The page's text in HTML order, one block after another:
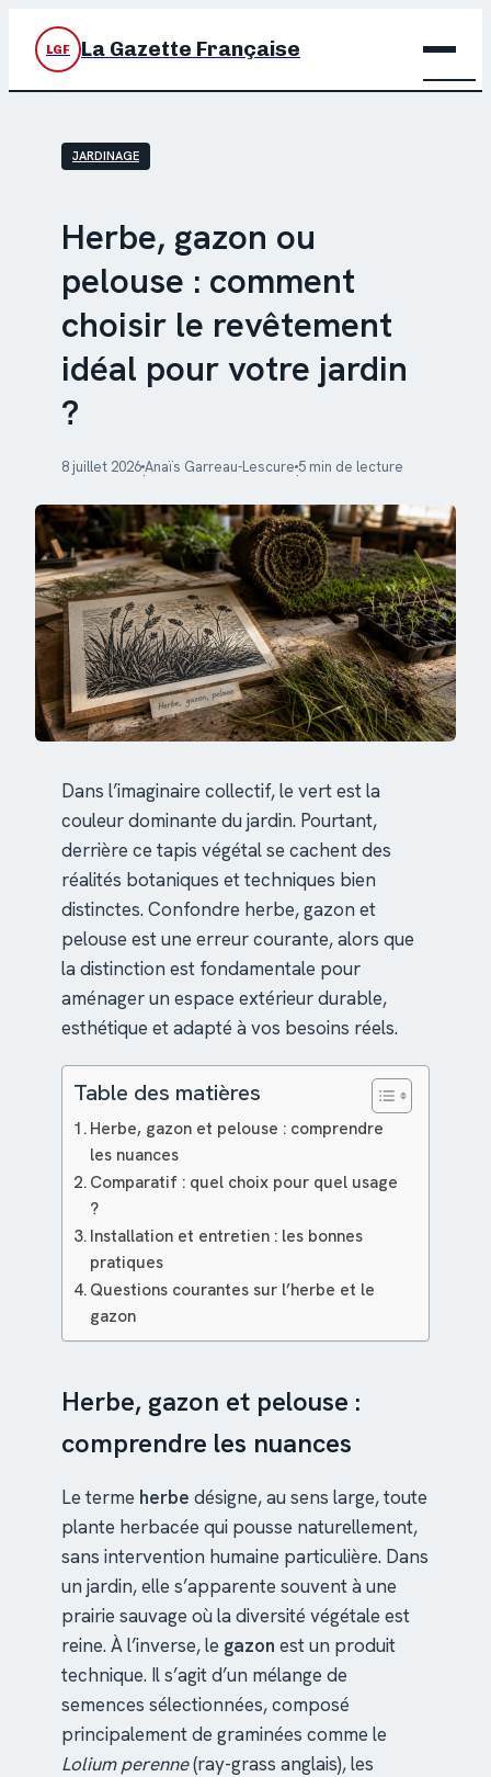
LGF La Gazette Française
JARDINAGE
Herbe, gazon ou
pelouse : comment
choisir le revêtement
idéal pour votre jardin
?
8 juillet 2026·Anaïs Garreau-Lescure·5 min de lecture
Dans l’imaginaire collectif, le vert est la
couleur dominante du jardin. Pourtant,
derrière ce tapis végétal se cachent des
réalités botaniques et techniques bien
distinctes. Confondre herbe, gazon et
pelouse est une erreur courante, alors que
la distinction est fondamentale pour
aménager un espace extérieur durable,
esthétique et adapté à vos besoins réels.
Table des matières
Herbe, gazon et pelouse : comprendre
les nuances
Comparatif : quel choix pour quel usage
?
Installation et entretien : les bonnes
pratiques
Questions courantes sur l’herbe et le
gazon
Herbe, gazon et pelouse :
comprendre les nuances
Le terme herbe désigne, au sens large, toute
plante herbacée qui pousse naturellement,
sans intervention humaine particulière. Dans
un jardin, elle s’apparente souvent à une
prairie sauvage où la diversité végétale est
reine. À l’inverse, le gazon est un produit
technique. Il s’agit d’un mélange de
semences sélectionnées, composé
principalement de graminées comme le
Lolium perenne(ray-grass anglais), les